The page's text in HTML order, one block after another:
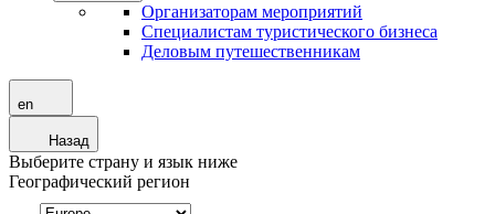
Организаторам мероприятий
Специалистам туристического бизнеса
Деловым путешественникам
en
Назад
Выберите страну и язык ниже
Географический регион